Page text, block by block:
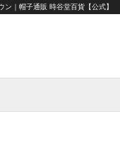
｜帽子通販 時谷堂百貨【公式】